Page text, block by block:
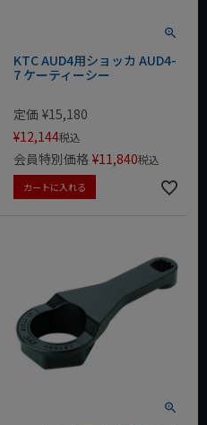
KTC AUD4用ショッカ AUD4-
7 ケーティーシー
定価 ¥15,180
¥12,144税込
会員特別価格 ¥11,840税込
カートに入れる